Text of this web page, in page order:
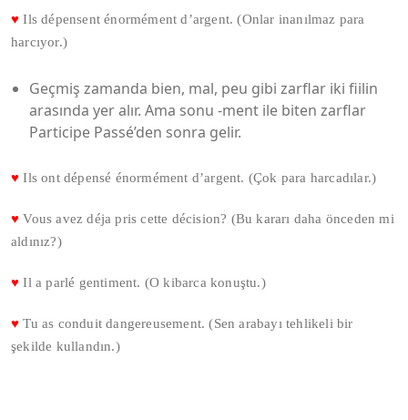
♥Ils dépensent énormément d’argent. (Onlar inanılmaz para
harcıyor.)
Geçmiş zamanda bien, mal, peu gibi zarflar iki fiilin
arasında yer alır. Ama sonu -ment ile biten zarflar
Participe Passé’den sonra gelir.
♥ Ils ont dépensé énormément d’argent. (Çok para harcadılar.)
♥ Vous avez déja pris cette décision? (Bu kararı daha önceden mi
aldınız?)
♥ Il a parlé gentiment. (O kibarca konuştu.)
♥ Tu as conduit dangereusement. (Sen arabayı tehlikeli bir
şekilde kullandın.)